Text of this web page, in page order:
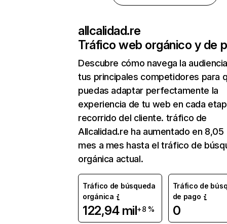
allcalidad.re
Tráfico web orgánico y de
Descubre cómo navega la
tus principales competidores para
puedas adaptar perfectamente la
experiencia de tu web en cada
recorrido del cliente. tráfico de
Allcalidad.re ha aumentado en 8,05
mes a mes hasta el tráfico de
orgánica actual.
Tráfico de búsqueda
orgánica
122,94 mil+8 %
Tráfico de
de pago
0